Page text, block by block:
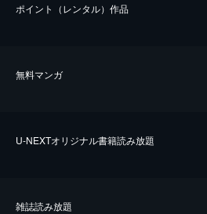
ポイント（レンタル）作品
無料マンガ
U-NEXTオリジナル書籍読み放題
雑誌読み放題